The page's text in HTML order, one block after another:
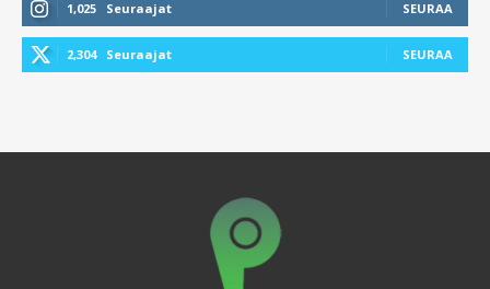
1,025 Seuraajat SEURAA
2,304 Seuraajat SEURAA